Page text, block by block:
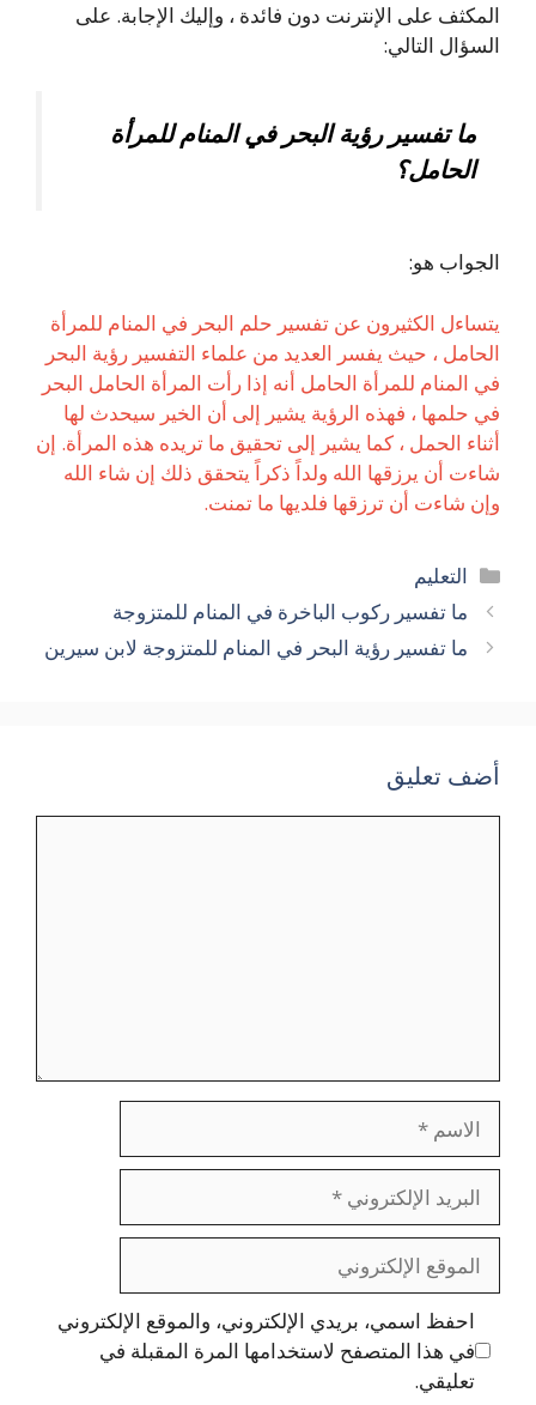
المكثف على الإنترنت دون فائدة ، وإليك الإجابة. على
السؤال التالي:
ما تفسير رؤية البحر في المنام للمرأة
الحامل؟
الجواب هو:
يتساءل الكثيرون عن تفسير حلم البحر في المنام للمرأة
الحامل ، حيث يفسر العديد من علماء التفسير رؤية البحر
في المنام للمرأة الحامل أنه إذا رأت المرأة الحامل البحر
في حلمها ، فهذه الرؤية يشير إلى أن الخير سيحدث لها
أثناء الحمل ، كما يشير إلى تحقيق ما تريده هذه المرأة. إن
شاءت أن يرزقها الله ولداً ذكراً يتحقق ذلك إن شاء الله
وإن شاءت أن ترزقها فلديها ما تمنت.
التصنيفات
التعليم
ما تفسير ركوب الباخرة في المنام للمتزوجة
ما تفسير رؤية البحر في المنام للمتزوجة لابن سيرين
أضف تعليق
الإلكتروني
الإلكتروني
احفظ اسمي، بريدي الإلكتروني، والموقع الإلكتروني
في هذا المتصفح لاستخدامها المرة المقبلة في
تعليقي.